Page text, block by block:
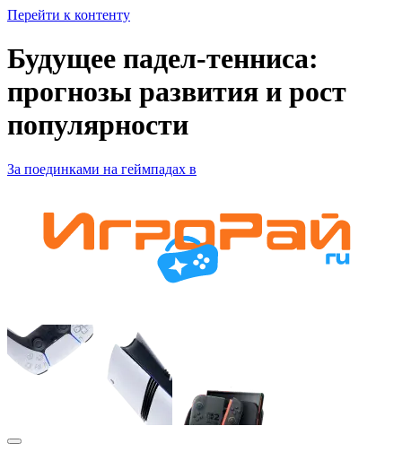
Перейти к контенту
Будущее падел-тенниса:
прогнозы развития и рост
популярности
За поединками на геймпадах в